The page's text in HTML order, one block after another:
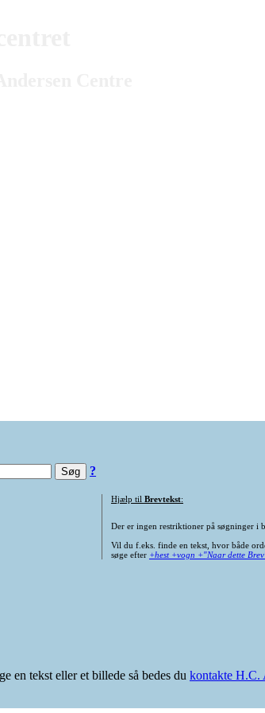
?
Hjælp til Brevtekst:
Der er ingen restriktioner på søgninger i
Vil du f.eks. finde en tekst, hvor både
søge efter +hest +vogn +"Naar dette
en tekst eller et billede så bedes du kontakte H.C.